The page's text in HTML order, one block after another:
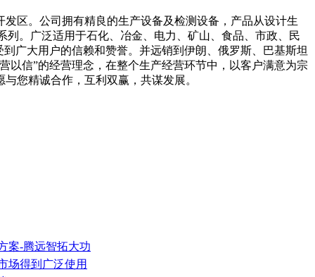
区。公司拥有精良的生产设备及检测设备，产品从设计生
列。广泛适用于石化、冶金、电力、矿山、食品、市政、民
广大用户的信赖和赞誉。并远销到伊朗、俄罗斯、巴基斯坦
以信”的经营理念，在整个生产经营环节中，以客户满意为宗
您精诚合作，互利双赢，共谋发展。
案-腾远智拓大功
场得到广泛使用